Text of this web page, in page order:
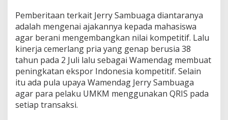
Pemberitaan terkait Jerry Sambuaga diantaranya
adalah mengenai ajakannya kepada mahasiswa
agar berani mengembangkan nilai kompetitif. Lalu
kinerja cemerlang pria yang genap berusia 38
tahun pada 2 Juli lalu sebagai Wamendag membuat
peningkatan ekspor Indonesia kompetitif. Selain
itu ada pula upaya Wamendag Jerry Sambuaga
agar para pelaku UMKM menggunakan QRIS pada
setiap transaksi.